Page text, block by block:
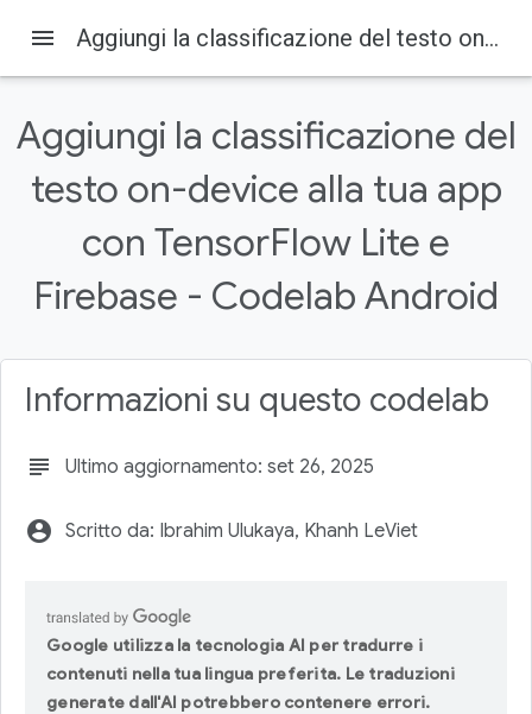
Firebase Firebase Codelabs
Aggiungi Firebase al progetto
menu Aggiungi la classificazione del testo on-device alla tua app con TensorFlow Lite e Firebase - Codelab Android
Aggiungi la classificazione del
testo on-device alla tua app
con TensorFlow Lite e
Firebase - Codelab Android
Informazioni su questo codelab
subject Ultimo aggiornamento: set 26, 2025
account_circle Scritto da: Ibrahim Ulukaya, Khanh LeViet
Google utilizza la tecnologia AI per tradurre i
contenuti nella tua lingua preferita. Le traduzioni
generate dall'AI potrebbero contenere errori.